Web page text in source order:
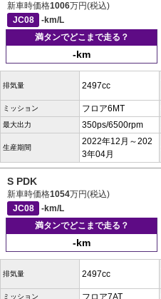
新車時価格1006万円(税込)
JC08
-km/L
満タンでどこまで走る？
-km
排気量 2497cc
ミッション フロア6MT
最大出力 350ps/6500rpm
生産期間
2022年12月～202
3年04月
S PDK
新車時価格1054万円(税込)
JC08
-km/L
満タンでどこまで走る？
-km
排気量 2497cc
ミッション